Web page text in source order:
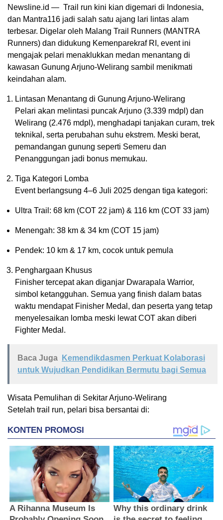
Newsline.id — Trail run kini kian digemari di Indonesia,
dan Mantra116 jadi salah satu ajang lari lintas alam
terbesar. Digelar oleh Malang Trail Runners (MANTRA
Runners) dan didukung Kemenparekraf RI, event ini
mengajak pelari menaklukkan medan menantang di
kawasan Gunung Arjuno-Welirang sambil menikmati
keindahan alam.
Lintasan Menantang di Gunung Arjuno-Welirang
Pelari akan melintasi puncak Arjuno (3.339 mdpl) dan
Welirang (2.476 mdpl), menghadapi tanjakan curam, trek
teknikal, serta perubahan suhu ekstrem. Meski berat,
pemandangan gunung seperti Semeru dan
Penanggungan jadi bonus memukau.
Tiga Kategori Lomba
Event berlangsung 4–6 Juli 2025 dengan tiga kategori:
Ultra Trail: 68 km (COT 22 jam) & 116 km (COT 33 jam)
Menengah: 38 km & 34 km (COT 15 jam)
Pendek: 10 km & 17 km, cocok untuk pemula
Penghargaan Khusus
Finisher tercepat akan diganjar Dwarapala Warrior,
simbol ketangguhan. Semua yang finish dalam batas
waktu mendapat Finisher Medal, dan peserta yang tetap
menyelesaikan lomba meski lewat COT akan diberi
Fighter Medal.
Baca Juga
Kemendikdasmen Perkuat Kolaborasi
untuk Wujudkan Pendidikan Bermutu bagi Semua
Wisata Pemulihan di Sekitar Arjuno-Welirang
Setelah trail run, pelari bisa bersantai di: